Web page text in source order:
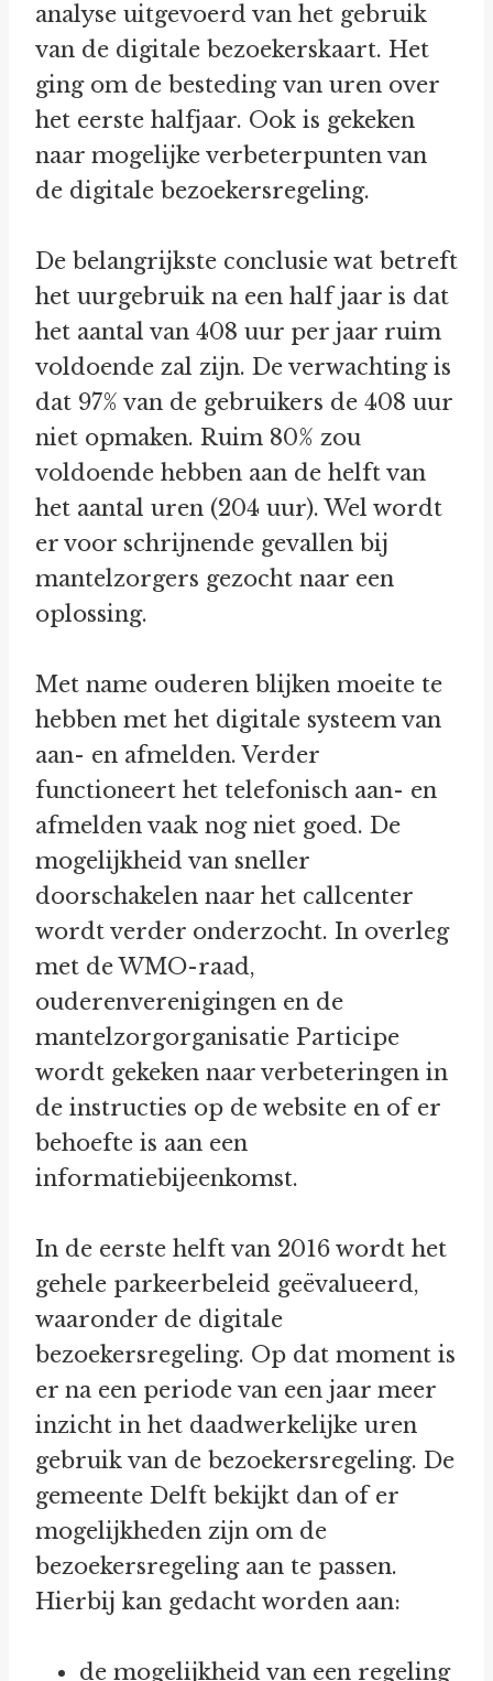
analyse uitgevoerd van het gebruik
van de digitale bezoekerskaart. Het
ging om de besteding van uren over
het eerste halfjaar. Ook is gekeken
naar mogelijke verbeterpunten van
de digitale bezoekersregeling.
De belangrijkste conclusie wat betreft
het uurgebruik na een half jaar is dat
het aantal van 408 uur per jaar ruim
voldoende zal zijn. De verwachting is
dat 97% van de gebruikers de 408 uur
niet opmaken. Ruim 80% zou
voldoende hebben aan de helft van
het aantal uren (204 uur). Wel wordt
er voor schrijnende gevallen bij
mantelzorgers gezocht naar een
oplossing.
Met name ouderen blijken moeite te
hebben met het digitale systeem van
aan- en afmelden. Verder
functioneert het telefonisch aan- en
afmelden vaak nog niet goed. De
mogelijkheid van sneller
doorschakelen naar het callcenter
wordt verder onderzocht. In overleg
met de WMO-raad,
ouderenverenigingen en de
mantelzorgorganisatie Participe
wordt gekeken naar verbeteringen in
de instructies op de website en of er
behoefte is aan een
informatiebijeenkomst.
In de eerste helft van 2016 wordt het
gehele parkeerbeleid geëvalueerd,
waaronder de digitale
bezoekersregeling. Op dat moment is
er na een periode van een jaar meer
inzicht in het daadwerkelijke uren
gebruik van de bezoekersregeling. De
gemeente Delft bekijkt dan of er
mogelijkheden zijn om de
bezoekersregeling aan te passen.
Hierbij kan gedacht worden aan:
de mogelijkheid van een regeling